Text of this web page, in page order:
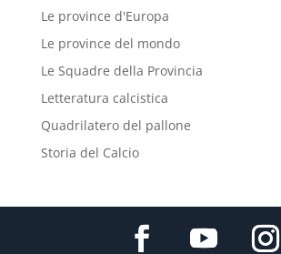
Le province d'Europa
Le province del mondo
Le Squadre della Provincia
Letteratura calcistica
Quadrilatero del pallone
Storia del Calcio